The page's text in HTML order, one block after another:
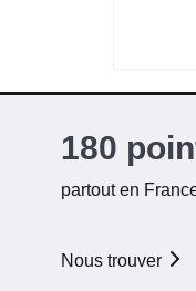
32.05
180
partout en
Nous trouver